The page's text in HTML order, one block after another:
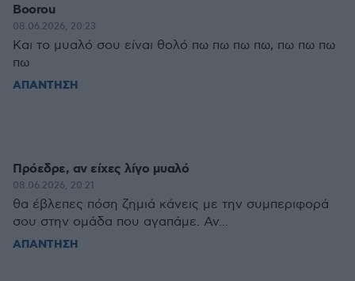
Boorou
08.06.2026, 20:23
Και το μυαλό σου είναι θολό πω πω πω πω, πω πω πω
πω
ΑΠΑΝΤΗΣΗ
Πρόεδρε, αν είχες λίγο μυαλό
08.06.2026, 20:21
θα έβλεπες πόση ζημιά κάνεις με την συμπεριφορά
σου στην ομάδα που αγαπάμε. Αν...
ΑΠΑΝΤΗΣΗ